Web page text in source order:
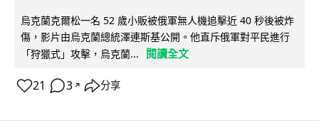
烏克蘭克爾松一名 52 歲小販被俄軍無人機追擊近 40 秒後被炸
傷，影片由烏克蘭總統澤連斯基公開。他直斥俄軍對平民進行
「狩獵式」攻擊，烏克蘭...
閱讀全文
21 3 ↗ 分享